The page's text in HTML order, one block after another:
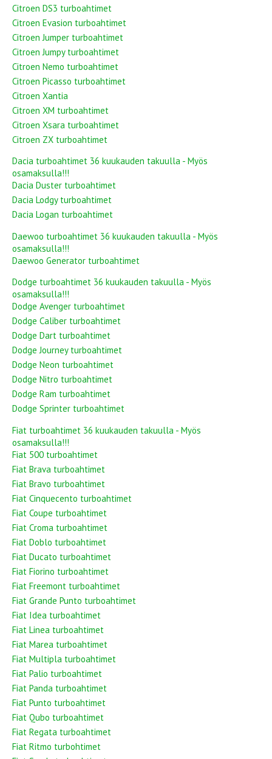
Citroen DS3 turboahtimet
Citroen Evasion turboahtimet
Citroen Jumper turboahtimet
Citroen Jumpy turboahtimet
Citroen Nemo turboahtimet
Citroen Picasso turboahtimet
Citroen Xantia
Citroen XM turboahtimet
Citroen Xsara turboahtimet
Citroen ZX turboahtimet
Dacia turboahtimet 36 kuukauden takuulla - Myös
osamaksulla!!!
Dacia Duster turboahtimet
Dacia Lodgy turboahtimet
Dacia Logan turboahtimet
Daewoo turboahtimet 36 kuukauden takuulla - Myös
osamaksulla!!!
Daewoo Generator turboahtimet
Dodge turboahtimet 36 kuukauden takuulla - Myös
osamaksulla!!!
Dodge Avenger turboahtimet
Dodge Caliber turboahtimet
Dodge Dart turboahtimet
Dodge Journey turboahtimet
Dodge Neon turboahtimet
Dodge Nitro turboahtimet
Dodge Ram turboahtimet
Dodge Sprinter turboahtimet
Fiat turboahtimet 36 kuukauden takuulla - Myös
osamaksulla!!!
Fiat 500 turboahtimet
Fiat Brava turboahtimet
Fiat Bravo turboahtimet
Fiat Cinquecento turboahtimet
Fiat Coupe turboahtimet
Fiat Croma turboahtimet
Fiat Doblo turboahtimet
Fiat Ducato turboahtimet
Fiat Fiorino turboahtimet
Fiat Freemont turboahtimet
Fiat Grande Punto turboahtimet
Fiat Idea turboahtimet
Fiat Linea turboahtimet
Fiat Marea turboahtimet
Fiat Multipla turboahtimet
Fiat Palio turboahtimet
Fiat Panda turboahtimet
Fiat Punto turboahtimet
Fiat Qubo turboahtimet
Fiat Regata turboahtimet
Fiat Ritmo turbohtimet